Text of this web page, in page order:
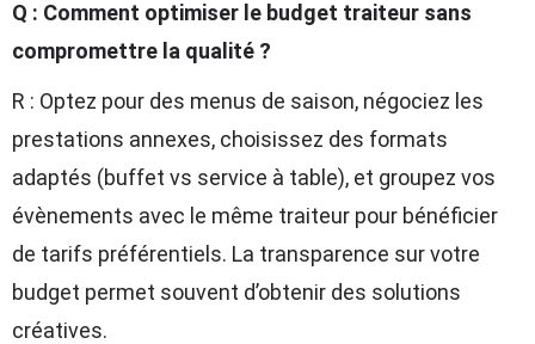
Q : Comment optimiser le budget traiteur sans
compromettre la qualité ?
R : Optez pour des menus de saison, négociez les
prestations annexes, choisissez des formats
adaptés (buffet vs service à table), et groupez vos
évènements avec le même traiteur pour bénéficier
de tarifs préférentiels. La transparence sur votre
budget permet souvent d’obtenir des solutions
créatives.